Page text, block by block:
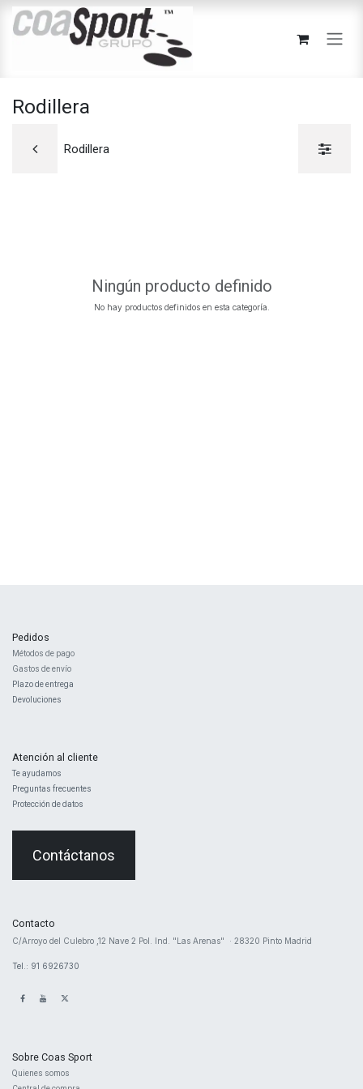
Ir al contenido
Rodillera
Rodillera
Ningún producto definido
No hay productos definidos en esta categoría.
Pedidos
Métodos de pago
Gastos de envío
Plazo de entrega
Devoluciones
Atención al cliente
Te ayudamos
Preguntas frecuentes
Protección de datos
Contáctanos
Contacto
​C/Arroyo del Culebro ,12 Nave 2 ​Pol. Ind. "Las Arenas" · 28320 Pinto Madrid
Tel.: 91 6926730
Sobre Coas Sport
Quienes ​somos